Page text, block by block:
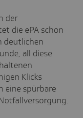
der
die ePA schon
deutlichen
all diese
Klicks
eine spürbare